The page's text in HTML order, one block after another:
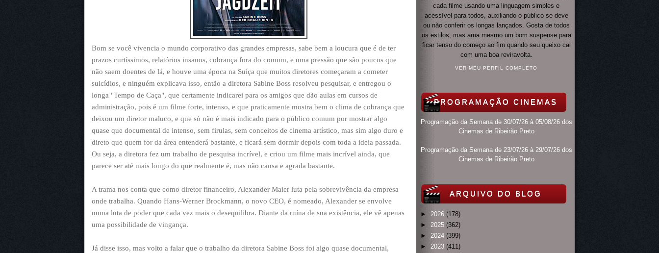
Bom se você vivencia o mundo corporativo das grandes empresas, sabe bem a loucura que é de ter
prazos curtíssimos, relatórios insanos, cobrança fora do comum, e uma pressão que são poucos que
não saem doentes de lá, e houve uma época na Suíça que muitos diretores começaram a cometer
suicídios, e ninguém explicava isso, então a diretora Sabine Boss resolveu pesquisar, e entregou o
longa "Tempo de Caça", que certamente indicarei para os amigos que dão aulas em cursos de
administração, pois é um filme forte, intenso, e que praticamente mostra bem o clima de cobrança que
deixou um diretor maluco, e que só não é mais indicado para o público comum por mostrar algo
quase que documental de intenso, sem firulas, sem conceitos de cinema artístico, mas sim algo duro e
direto que quem for da área entenderá bastante, e ficará sem dormir depois com toda a ideia passada.
Ou seja, a diretora fez um trabalho de pesquisa incrível, e criou um filme mais incrível ainda, que
parece ser até mais longo do que realmente é, mas não cansa e agrada bastante.
A trama nos conta que como diretor financeiro, Alexander Maier luta pela sobrevivência da empresa
onde trabalha. Quando Hans-Werner Brockmann, o novo CEO, é nomeado, Alexander se envolve
numa luta de poder que cada vez mais o desequilibra. Diante da ruína de sua existência, ele vê apenas
uma possibilidade de vingança.
Já disse isso, mas volto a falar que o trabalho da diretora Sabine Boss foi algo quase documental,
cada filme usando uma linguagem simples e
acessível para todos, auxiliando o público se deve
ou não conferir os longas lançados. Gosta de todos
os estilos, mas ama mesmo um bom suspense para
ficar tenso do começo ao fim quando seu queixo cai
com uma boa reviravolta.
VER MEU PERFIL COMPLETO
PROGRAMAÇÃO CINEMAS
Programação da Semana de 30/07/26 à 05/08/26 dos
Cinemas de Ribeirão Preto
Programação da Semana de 23/07/26 à 29/07/26 dos
Cinemas de Ribeirão Preto
ARQUIVO DO BLOG
► 2026 (178)
► 2025 (362)
► 2024 (399)
► 2023 (411)